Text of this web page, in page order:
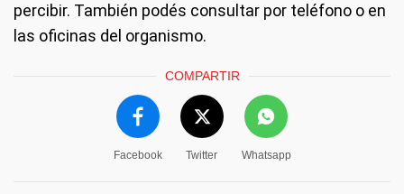
percibir. También podés consultar por teléfono o en
las oficinas del organismo.
COMPARTIR
Facebook Twitter Whatsapp